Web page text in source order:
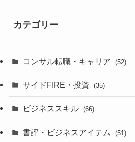
カテゴリー
コンサル転職・キャリア (52)
サイドFIRE・投資 (35)
ビジネススキル (66)
書評・ビジネスアイテム (51)